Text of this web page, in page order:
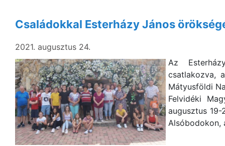
Családokkal Esterházy János
2021. augusztus 24.
Az
csatlakozva,
Mátyusföldi
Felvidéki
augusztus
Alsóbodokon,